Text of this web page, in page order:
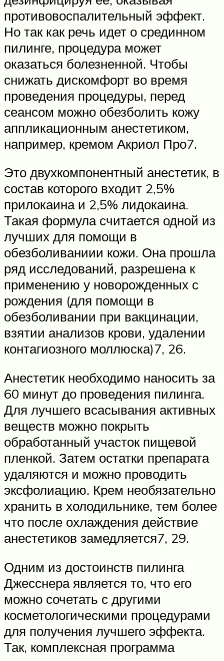
противовоспалительный эффект.
Но так как речь идет о срединном
пилинге, процедура может
оказаться болезненной. Чтобы
снижать дискомфорт во время
проведения процедуры, перед
сеансом можно обезболить кожу
аппликационным анестетиком,
например, кремом Акриол Про7.
Это двухкомпонентный анестетик, в
состав которого входит 2,5%
прилокаина и 2,5% лидокаина.
Такая формула считается одной из
лучших для помощи в
обезболиваниии кожи. Она прошла
ряд исследований, разрешена к
применению у новорожденных с
рождения (для помощи в
обезболивании при вакцинации,
взятии анализов крови, удалении
контагиозного моллюска)7, 26.
Анестетик необходимо наносить за
60 минут до проведения пилинга.
Для лучшего всасывания активных
веществ можно покрыть
обработанный участок пищевой
пленкой. Затем остатки препарата
удаляются и можно проводить
эксфолиацию. Крем необязательно
хранить в холодильнике, тем более
что после охлаждения действие
анестетиков замедляется7, 29.
Одним из достоинств пилинга
Джесснера является то, что его
можно сочетать с другими
косметологическими процедурами
для получения лучшего эффекта.
Так, комплексная программа